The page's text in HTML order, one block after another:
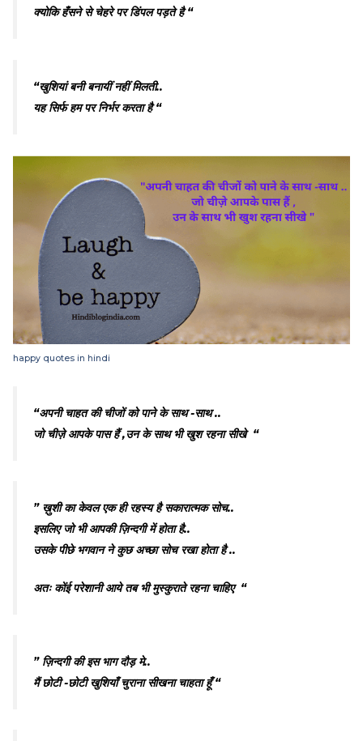
क्योकि हँसने से चेहरे पर डिंपल पड़ते है “
“खुशियां बनी बनायीं नहीं मिलती..
यह सिर्फ हम पर निर्भर करता है “
happy quotes in hindi
“अपनी चाहत की चीजों को पाने के साथ -साथ ..
जो चीज़े आपके पास हैं ,उन के साथ भी खुश रहना सीखे “
” ख़ुशी का केवल एक ही रहस्य है सकारात्मक सोच..
इसलिए जो भी आपकी ज़िन्दगी में होता है..
उसके पीछे भगवान ने कुछ अच्छा सोच रखा होता है ..
अतः कोंई परेशानी आये तब भी मुस्कुराते रहना चाहिए “
” ज़िन्दगी की इस भाग दौड़ मे..
मैं छोटी -छोटी खुशियाँ चुराना सीखना चाहता हूँ “